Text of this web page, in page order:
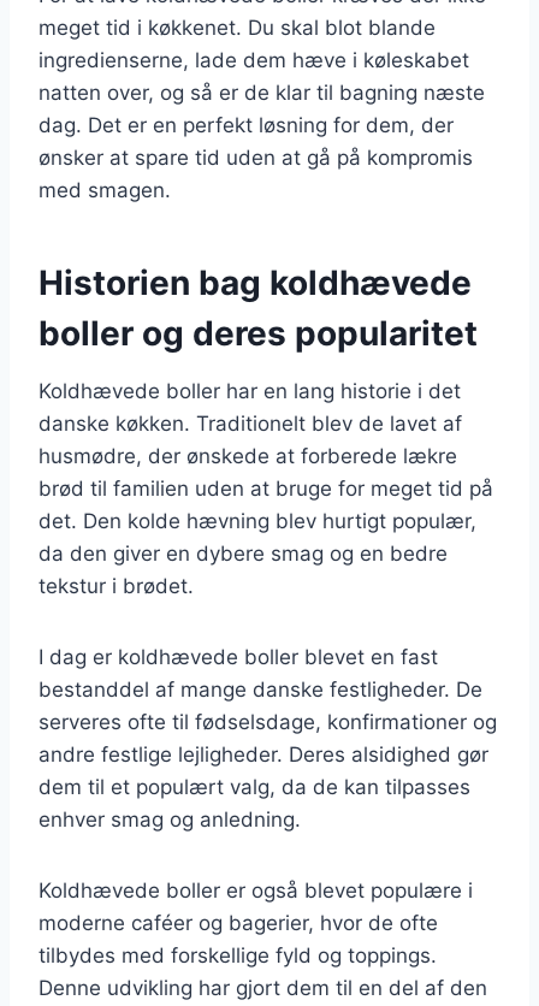
meget tid i køkkenet. Du skal blot blande
ingredienserne, lade dem hæve i køleskabet
natten over, og så er de klar til bagning næste
dag. Det er en perfekt løsning for dem, der
ønsker at spare tid uden at gå på kompromis
med smagen.
Historien bag koldhævede
boller og deres popularitet
Koldhævede boller har en lang historie i det
danske køkken. Traditionelt blev de lavet af
husmødre, der ønskede at forberede lækre
brød til familien uden at bruge for meget tid på
det. Den kolde hævning blev hurtigt populær,
da den giver en dybere smag og en bedre
tekstur i brødet.
I dag er koldhævede boller blevet en fast
bestanddel af mange danske festligheder. De
serveres ofte til fødselsdage, konfirmationer og
andre festlige lejligheder. Deres alsidighed gør
dem til et populært valg, da de kan tilpasses
enhver smag og anledning.
Koldhævede boller er også blevet populære i
moderne caféer og bagerier, hvor de ofte
tilbydes med forskellige fyld og toppings.
Denne udvikling har gjort dem til en del af den